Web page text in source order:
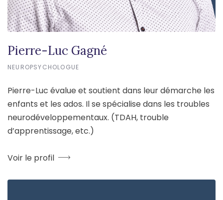
Pierre-Luc Gagné
NEUROPSYCHOLOGUE
Pierre-Luc évalue et soutient dans leur démarche les
enfants et les ados. Il se spécialise dans les troubles
neurodéveloppementaux. (TDAH, trouble
d’apprentissage, etc.)
Voir le profil